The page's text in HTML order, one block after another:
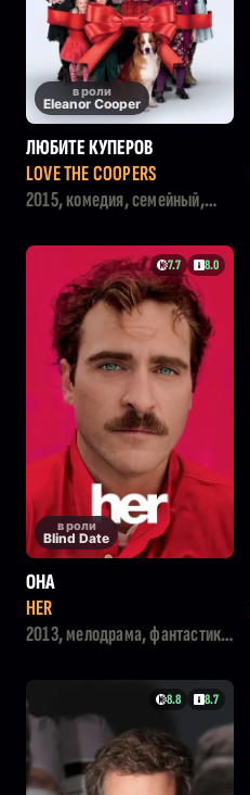
в роли
Eleanor Cooper
ЛЮБИТЕ КУПЕРОВ
LOVE THE COOPERS
2015, комедия, семейный,
7.7 8.0
в роли
Blind Date
ОНА
HER
2013, мелодрама, фантастика,
8.8 8.7